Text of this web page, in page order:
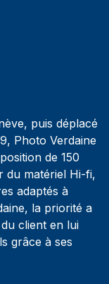
puis déplacé
Photo Verdaine
de 150
du matériel Hi-fi,
adaptés à
la priorité a
client en lui
grâce à ses